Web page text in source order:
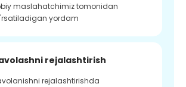
maslahatchimiz tomonidan
yordam
rejalashtirish
rejalashtirishda